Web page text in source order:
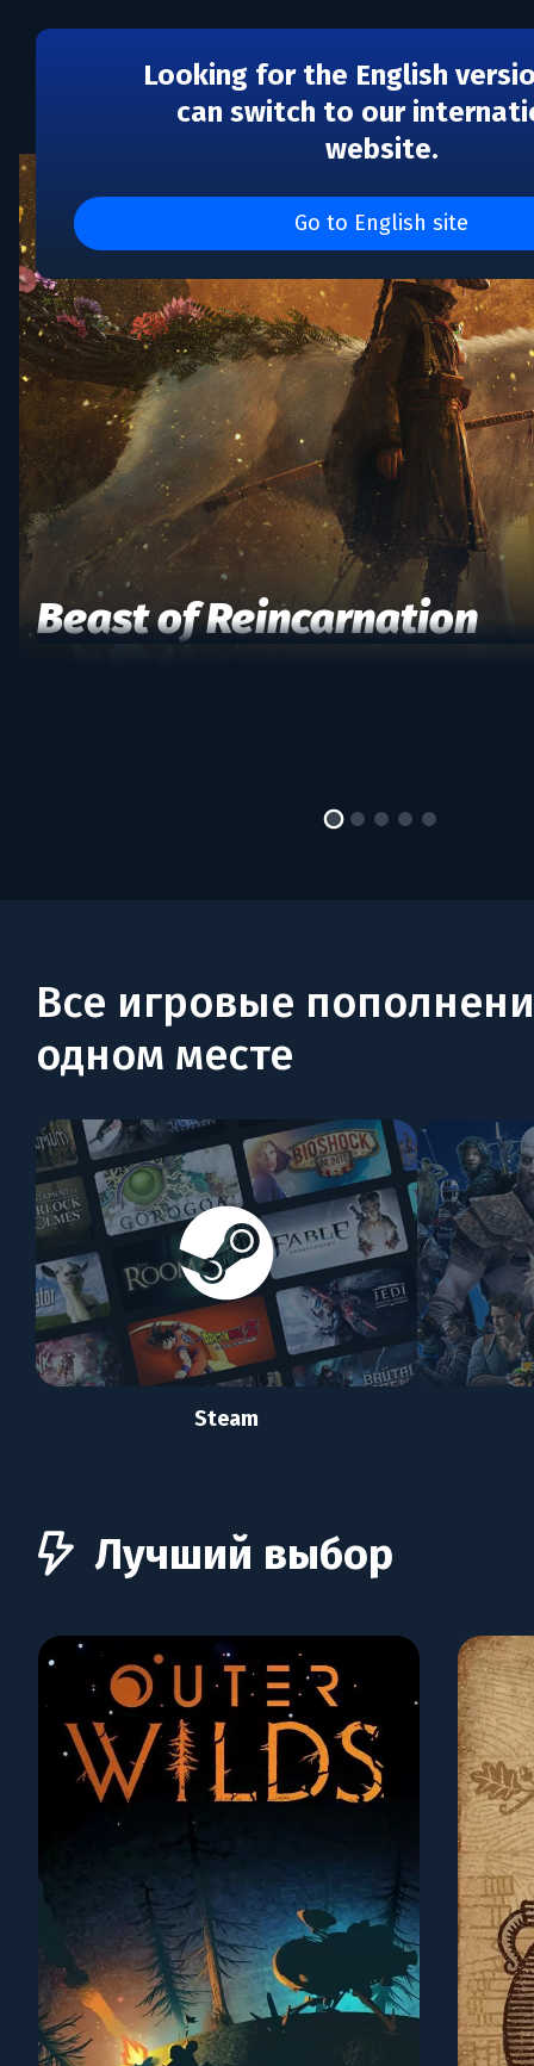
Looking for the English
can switch to our
website.
Go to English site
Beast of Reincarnation
Все игровые
одном месте
Steam
Лучший выбор